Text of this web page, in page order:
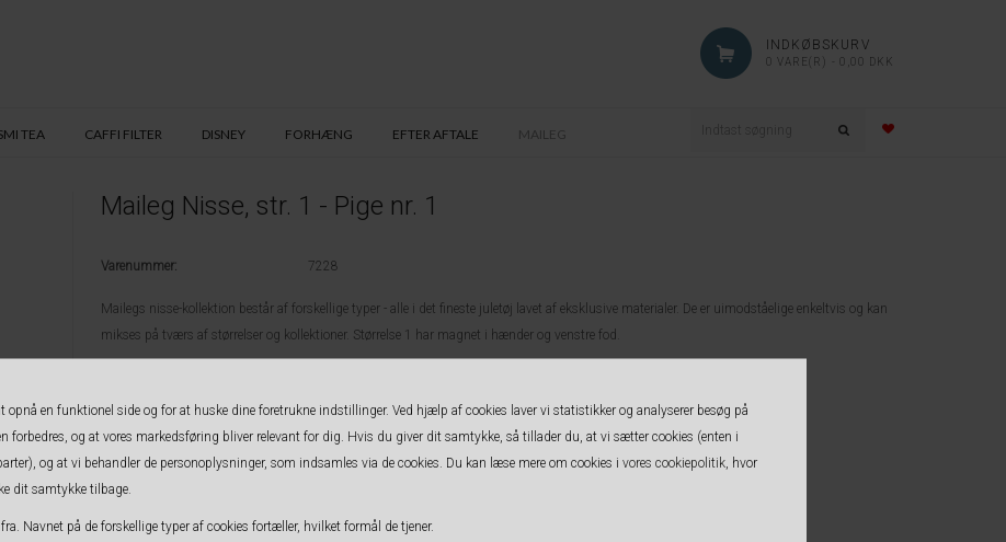
opnå en funktionel side og for at huske dine foretrukne indstillinger. Ved hjælp af cookies laver vi statistikker og analyserer besøg på
forbedres, og at vores markedsføring bliver relevant for dig. Hvis du giver dit samtykke, så tillader du, at vi sætter cookies (enten i
og at vi behandler de personoplysninger, som indsamles via de cookies. Du kan læse mere om cookies i vores cookiepolitik , hvor
dit samtykke tilbage.
Navnet på de forskellige typer af cookies fortæller, hvilket formål de tjener.
INDKØBSKURV
0 VARE(R) - 0,00 DKK
TEA CAFFI FILTER DISNEY FORHÆNG EFTER AFTALE MAILEG
Maileg Nisse, str. 1 - Pige nr. 1
Varenummer: 7228
Mailegs nisse-kollektion består af forskellige typer - alle i det fineste juletøj lavet af eksklusive materialer. De er uimodståelige enkeltvis og kan
mikses på tværs af størrelser og kollektioner. Størrelse 1 har magnet i hænder og venstre fod.
Højde: 26 cm
Vægt: 0,02 kg
Materiale: 100 % Bomuld
Fyld: 100 % Polyester